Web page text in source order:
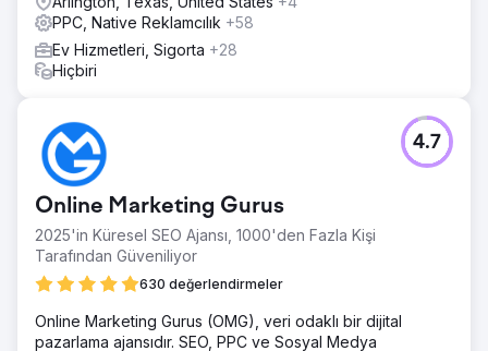
Sonuç
Müşterimizin 3 yıllık %192'lik benzersiz bir büyümeden
yararlanmasını sağlayarak, CPL'de %44'lük dikkate değer
bir azalma elde ettik. Sonuç olarak, büyümelerini
markasından biri olarak imrenilen bir yer elde ettiler.
PPC, Native Reklamcılık +58
Ev Hizmetleri, Sigorta +28
Hiçbiri
Online Marketing Gurus
2025'in Küresel SEO Ajansı, 1000'den Fazla Kişi
Tarafından Güveniliyor
630 değerlendirmeler
4.7
Online Marketing Gurus (OMG), veri odaklı bir dijital
pazarlama ajansıdır. SEO, PPC ve Sosyal Medya